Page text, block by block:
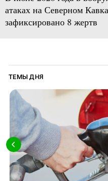
атаках на Северном
зафиксировано 8 жертв
ТЕМЫ ДНЯ